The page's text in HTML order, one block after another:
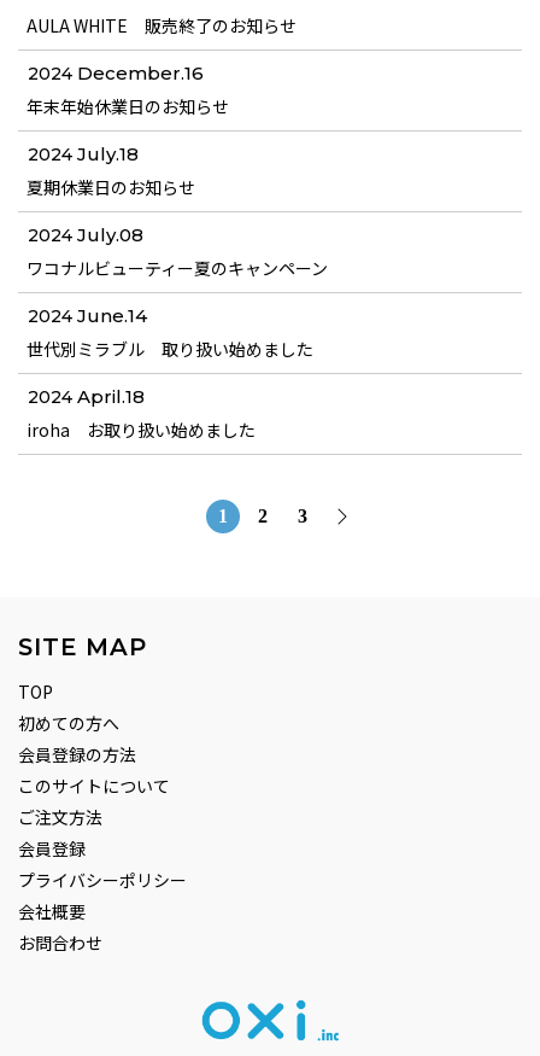
AULA WHITE 販売終了のお知らせ
2024December.16
年末年始休業日のお知らせ
2024July.18
夏期休業日のお知らせ
2024July.08
ワコナルビューティー夏のキャンペーン
2024June.14
世代別ミラブル 取り扱い始めました
2024April.18
iroha お取り扱い始めました
投
稿
1 2 3
SITE MAP
TOP
初めての方へ
会員登録の方法
このサイトについて
ご注文方法
会員登録
プライバシーポリシー
会社概要
お問合わせ